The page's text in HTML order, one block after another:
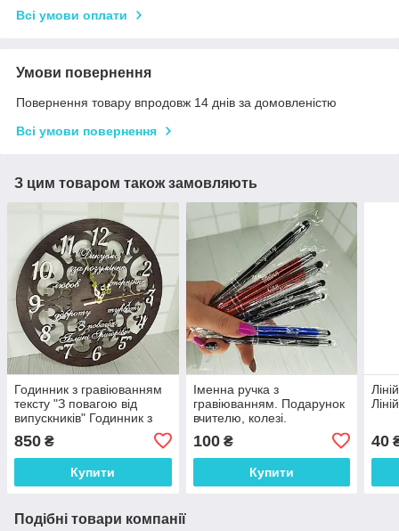
Всі умови оплати
Умови повернення
Повернення товару впродовж 14 днів за домовленістю
Всі умови повернення
З цим товаром також замовляють
Годинник з гравіюванням
тексту "З повагою від
випускників" Годинник з
850 ₴
Купити
Іменна ручка з
гравіюванням. Подарунок
вчителю, колезі.
Корпоративний подарунок
100₴
Купити
40
Подібні товари компанії